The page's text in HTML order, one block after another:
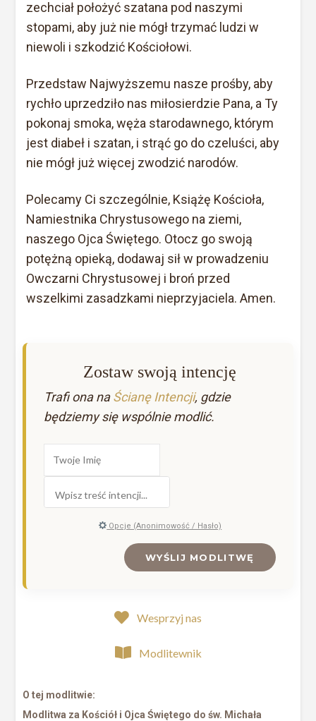
zechciał położyć szatana pod naszymi
stopami, aby już nie mógł trzymać ludzi w
niewoli i szkodzić Kościołowi.
Przedstaw Najwyższemu nasze prośby, aby
rychło uprzedziło nas miłosierdzie Pana, a Ty
pokonaj smoka, węża starodawnego, którym
jest diabeł i szatan, i strąć go do czeluści, aby
nie mógł już więcej zwodzić narodów.
Polecamy Ci szczególnie, Książę Kościoła,
Namiestnika Chrystusowego na ziemi,
naszego Ojca Świętego. Otocz go swoją
potężną opieką, dodawaj sił w prowadzeniu
Owczarni Chrystusowej i broń przed
wszelkimi zasadzkami nieprzyjaciela. Amen.
Zostaw swoją intencję
Trafi ona naŚcianę Intencji, gdzie
będziemy się wspólnie modlić.
Opcje (Anonimowość / Hasło)
WYŚLIJ MODLITWĘ
Wesprzyj nas
Modlitewnik
O tej modlitwie:
Modlitwa za Kościół i Ojca Świętego do św. Michała